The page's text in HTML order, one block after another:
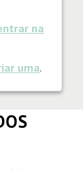
na
uma.